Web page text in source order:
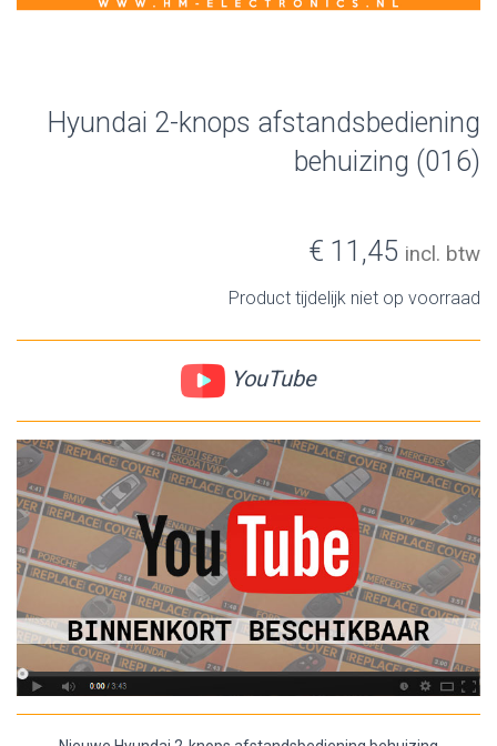
Hyundai 2-knops afstandsbediening
behuizing (016)
€ 11,45 incl. btw
Product tijdelijk niet op voorraad
YouTube